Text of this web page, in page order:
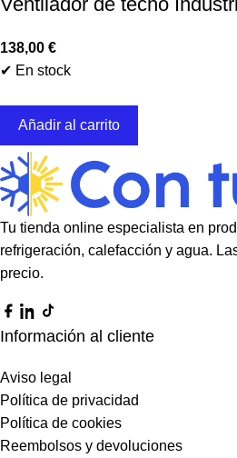
138,00 €
✔ En stock
Añadir al carrito
Tu tienda online especialista en
refrigeración, calefacción y agua.
precio.
Información al cliente
Aviso legal
Política de privacidad
Política de cookies
Reembolsos y devoluciones